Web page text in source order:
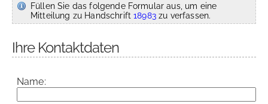
Füllen Sie das folgende Formular aus, um eine
Mitteilung zu Handschrift18983zu verfassen.
Ihre Kontaktdaten
Name: